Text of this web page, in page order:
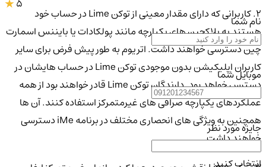
2. کاربرانی که دارای مقدار معینی از توکن Lime در حساب خود
هستند به بلاکچین های یکپارچه مانند پولکادات یا بایننس اسمارت
چین دسترسی خواهند داشت. اتریوم به طور پیش فرض برای سایر
کاربران اپلیکیشن بدون موجودی توکن Lime در حساب هایشان در
دسترس خواهد بود. دارندگان توکن Lime قادر خواهند بود از همه
عملکردهای یکپارچه صرافی های غیرمتمرکز استفاده کنند. آن ها
همچنین به ویژگی های انحصاری مختلف در برنامه iMe دسترسی
خواهند داشت.
5
نام شما
موبایل شما
جایزه مورد نظر
انتخاب کنید